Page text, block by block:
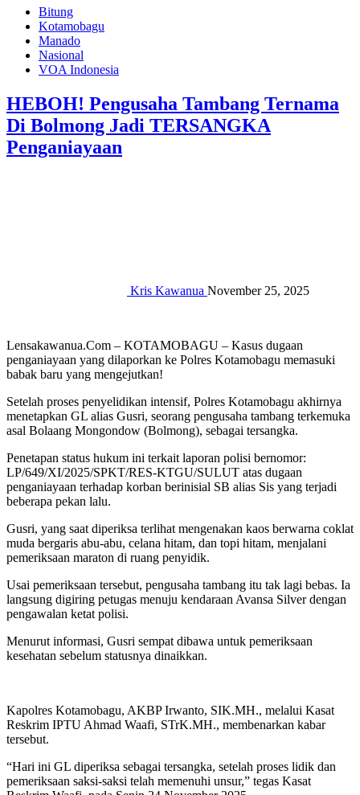
Bitung
Kotamobagu
Manado
Nasional
VOA Indonesia
HEBOH! Pengusaha Tambang Ternama
Di Bolmong Jadi TERSANGKA
Penganiayaan
Kris Kawanua November 25, 2025
Lensakawanua.Com – ‎‎KOTAMOBAGU – Kasus dugaan
penganiayaan yang dilaporkan ke Polres Kotamobagu memasuki
babak baru yang mengejutkan!
Setelah proses penyelidikan intensif, Polres Kotamobagu akhirnya
menetapkan GL alias Gusri, seorang pengusaha tambang terkemuka
asal Bolaang Mongondow (Bolmong), sebagai tersangka.
‎‎Penetapan status hukum ini terkait laporan polisi bernomor:
LP/649/XI/2025/SPKT/RES-KTGU/SULUT atas dugaan
penganiayaan terhadap korban berinisial SB alias Sis yang terjadi
beberapa pekan lalu.‎‎
Gusri, yang saat diperiksa terlihat mengenakan kaos berwarna coklat
muda bergaris abu-abu, celana hitam, dan topi hitam, menjalani
pemeriksaan maraton di ruang penyidik.
‎‎Usai pemeriksaan tersebut, pengusaha tambang itu tak lagi bebas. Ia
langsung digiring petugas menuju kendaraan Avansa Silver dengan
pengawalan ketat polisi.
Menurut informasi, Gusri sempat dibawa untuk pemeriksaan
kesehatan sebelum statusnya dinaikkan.‎‎
Kapolres Kotamobagu, AKBP Irwanto, SIK.MH., melalui Kasat
Reskrim IPTU Ahmad Waafi, STrK.MH., membenarkan kabar
tersebut.‎‎
“Hari ini GL diperiksa sebagai tersangka, setelah proses lidik dan
pemeriksaan saksi-saksi telah memenuhi unsur,” tegas Kasat